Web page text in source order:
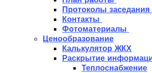
Протоколы заседания
Контакты
Фотоматериалы
Ценообразование
Калькулятор ЖКХ
Раскрытие
Теплоснабжение